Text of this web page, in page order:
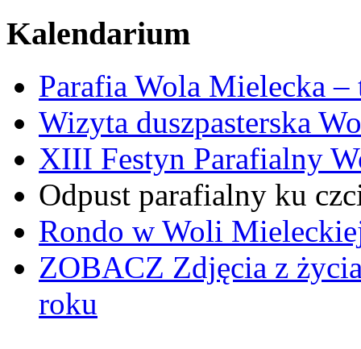
Kalendarium
Parafia Wola Mielecka
Wizyta duszpasterska
XIII Festyn Parafialny
Odpust parafialny ku
Rondo w Woli
ZOBACZ Zdjęcia z
roku